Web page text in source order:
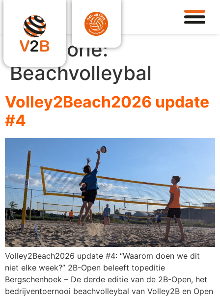
Categorie:
Beachvolleybal
Volley2Beach2026 update
#4
Volley2Beach2026 update #4: “Waarom doen we dit
niet elke week?” 2B-Open beleeft topeditie
Bergschenhoek – De derde editie van de 2B-Open, het
bedrijventoernooi beachvolleybal van Volley2B en Open